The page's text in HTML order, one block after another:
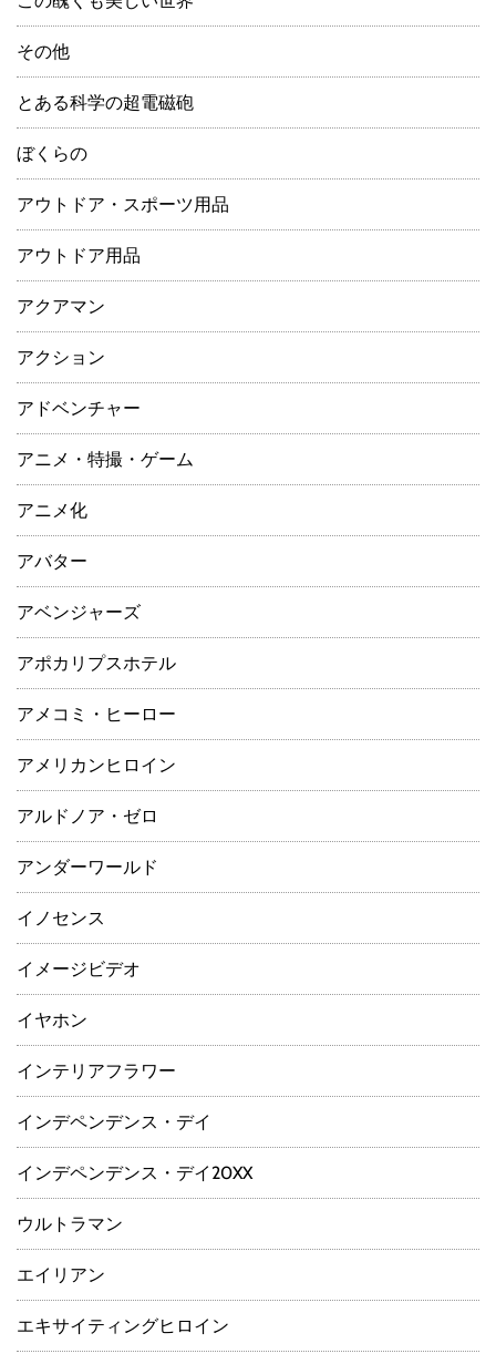
その他
とある科学の超電磁砲
ぼくらの
アウトドア・スポーツ用品
アウトドア用品
アクアマン
アクション
アドベンチャー
アニメ・特撮・ゲーム
アニメ化
アバター
アベンジャーズ
アポカリプスホテル
アメコミ・ヒーロー
アメリカンヒロイン
アルドノア・ゼロ
アンダーワールド
イノセンス
イメージビデオ
イヤホン
インテリアフラワー
インデペンデンス・デイ
インデペンデンス・デイ20XX
ウルトラマン
エイリアン
エキサイティングヒロイン